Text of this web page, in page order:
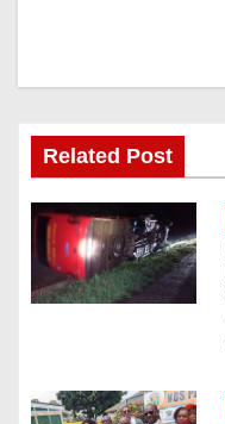
’
a
r
Related Post